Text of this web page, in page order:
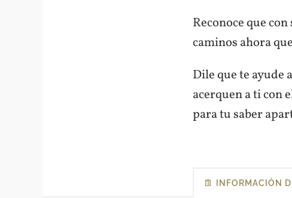
Reconoce que
caminos ahora
Dile que te ayude
acerquen a ti con
para tu saber
INFORMACIÓN